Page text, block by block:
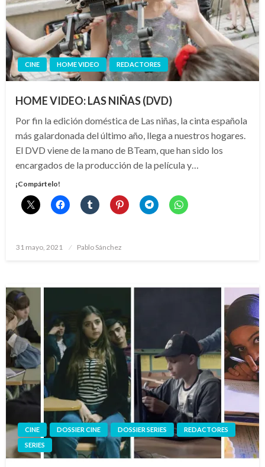
CINE HOME VIDEO REDACTORES
HOME VIDEO: LAS NIÑAS (DVD)
Por fin la edición doméstica de Las niñas, la cinta española
más galardonada del último año, llega a nuestros hogares.
El DVD viene de la mano de BTeam, que han sido los
encargados de la producción de la película y…
¡Compártelo!
Publicado
31 mayo, 2021 Pablo Sánchez
CINE DOSSIER CINE DOSSIER SERIES
REDACTORES
SERIES